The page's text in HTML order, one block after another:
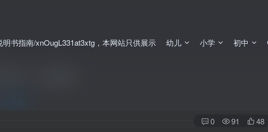
书指南/xnOugL331at3xtg，本网站只供展示 幼儿 小学 初中
卷1（部编版）
0 91 48